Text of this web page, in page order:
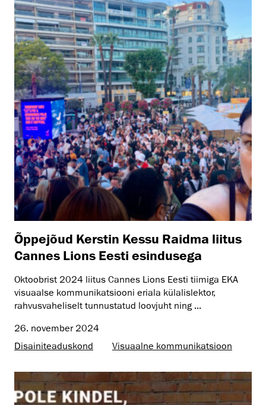
Õppejõud Kerstin Kessu Raidma liitus
Cannes Lions Eesti esindusega
Oktoobrist 2024 liitus Cannes Lions Eesti tiimiga EKA
visuaalse kommunikatsiooni eriala külalislektor,
rahvusvaheliselt tunnustatud loovjuht ning ...
26. november 2024
Disaini­­teaduskond
Visuaalne kommunikatsioon